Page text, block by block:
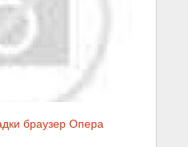
браузер Опера